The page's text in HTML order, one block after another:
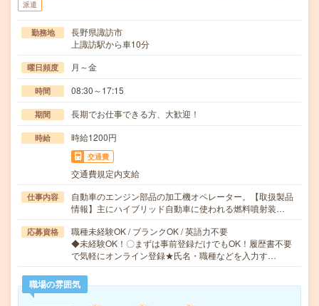
派遣
勤務地
長野県諏訪市
上諏訪駅から車10分
曜日頻度 月～金
時間 08:30～17:15
期間 長期でお仕事できる方、大歓迎！
時給 時給1200円
交通費
交通費規定内支給
仕事内容
自動車のエンジン部品の加工機オペレーター。【取扱製品
情報】主にハイブリッド自動車に使われる燃料噴射装…
応募資格
職種未経験OK / ブランクOK / 英語力不要
◆未経験OK！〇まずは事前登録だけでもOK！履歴書不要
で気軽にオンライン登録★氏名・職種などを入力す…
職場の雰囲気